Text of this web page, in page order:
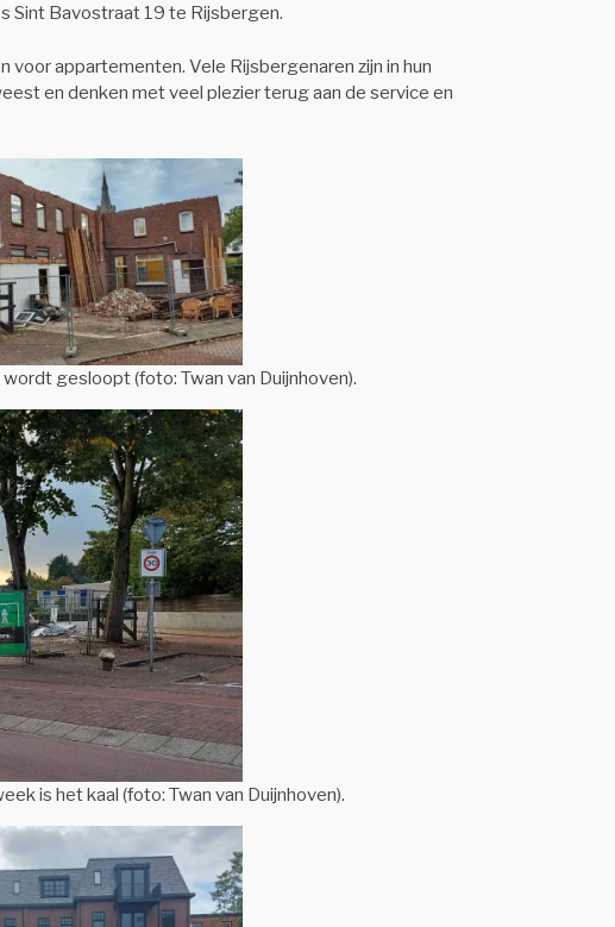
Sint Bavostraat 19 te Rijsbergen.
appartementen. Vele Rijsbergenaren zijn in hun
en denken met veel plezier terug aan de service en
gesloopt (foto: Twan van Duijnhoven).
is het kaal (foto: Twan van Duijnhoven).